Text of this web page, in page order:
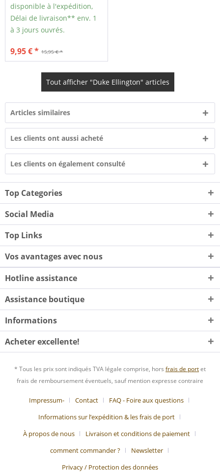
disponible à l'expédition,
Délai de livraison** env. 1
à 3 jours ouvrés.
15,95 € *
9,95 € *
Tout afficher "Duke Ellington" articles
Articles similaires
Les clients ont aussi acheté
Les clients on également consulté
Top Categories
Social Media
Top Links
Vos avantages avec nous
Hotline assistance
Assistance boutique
Informations
Acheter excellente!
* Tous les prix sont indiqués TVA légale comprise, hors frais de portet
frais de remboursement éventuels, sauf mention expresse contraire
Impressum- Contact
FAQ - Foire aux questions
Informations sur l’expédition & les frais de port
À propos de nous
Livraison et conditions de paiement
comment commander ?
Newsletter
Privacy / Protection des données